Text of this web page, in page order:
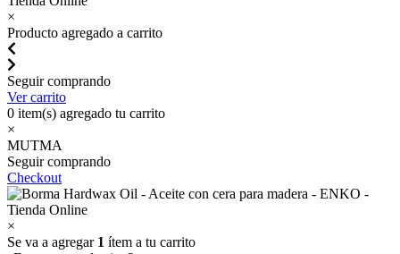
×
Producto agregado a carrito
Seguir comprando
Ver carrito
0 item(s) agregado tu carrito
×
MUTMA
Seguir comprando
Checkout
×
Se va a agregar 1 ítem a tu carrito